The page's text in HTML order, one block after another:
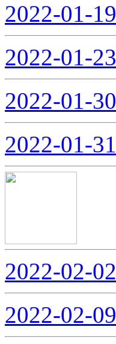
2022-01-19
2022-01-23
2022-01-30
2022-01-31
2022-02-02
2022-02-09